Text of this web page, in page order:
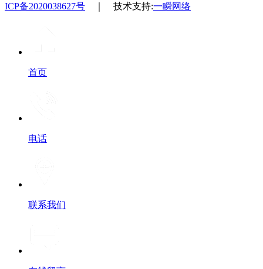
ICP备2020038627号 ｜ 技术支持:一瞬网络
首页
电话
联系我们